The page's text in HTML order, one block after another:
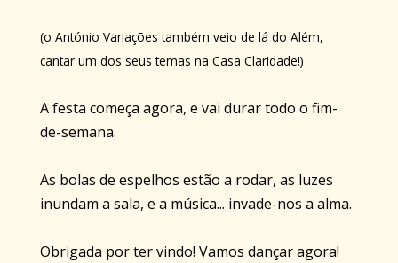
(o António Variações também veio de lá do Além,
cantar um dos seus temas na Casa Claridade!)
A festa começa agora, e vai durar todo o fim-
de-semana.
As bolas de espelhos estão a rodar, as luzes
inundam a sala, e a música... invade-nos a alma.
Obrigada por ter vindo! Vamos dançar agora!